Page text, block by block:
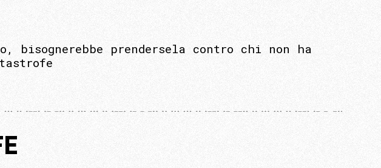
bisognerebbe prendersela contro chi non ha